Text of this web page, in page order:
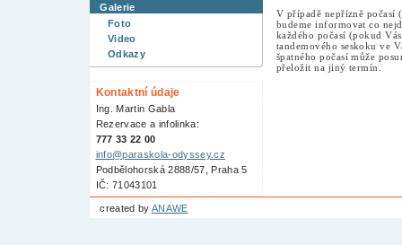
Galerie
Foto
Video
Odkazy
Kontaktní údaje
Ing. Martin Gabla
Rezervace a infolinka:
777 33 22 00
info@paraskola-odyssey.cz
Podbělohorská 2888/57, Praha 5
IČ: 71043101
V případě nepřízně počasí
budeme informovat co
každého počasí (pokud
tandemového seskoku ve
špatného počasí může
přeložit na jiný termín.
created by ANAWE